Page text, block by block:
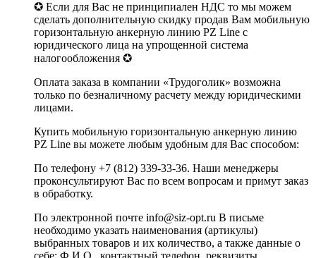
✪ Если для Вас не принципиален НДС то мы можем
сделать дополнительную скидку продав Вам мобильную
горизонтальную анкерную линию PZ Line с
юридического лица на упрощенной система
налогообложения ✪
Оплата заказа в компании «Трудоголик» возможна
только по безналичному расчету между юридическими
лицами.
Купить мобильную горизонтальную анкерную линию
PZ Line вы можете любым удобным для Вас способом:
По телефону +7 (812) 339-33-36. Наши менеджеры
проконсультируют Вас по всем вопросам и примут заказ
в обработку.
По электронной почте info@siz-opt.ru В письме
необходимо указать наименования (артикулы)
выбранных товаров и их количество, а также данные о
себе: Ф.И.О., контактный телефон, реквизиты